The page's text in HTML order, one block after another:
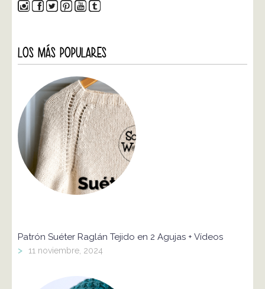
LOS MÁS POPULARES
Patrón Suéter Raglán Tejido en 2 Agujas + Vídeos
> 11 noviembre, 2024